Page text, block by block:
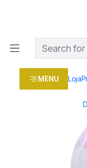
MENU Loja
Os melhores preços
Home Loja
VERNEL